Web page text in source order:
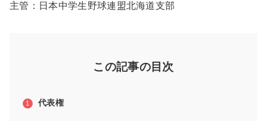
主管：日本中学生野球連盟北海道支部
この記事の目次
代表権